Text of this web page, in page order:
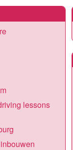
lessons